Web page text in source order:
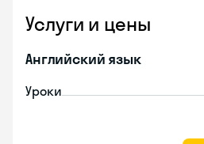
Услуги и цены
Английский язык
Уроки